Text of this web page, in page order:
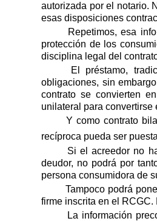
autorizada por el notario.
esas disposiciones
Repetimos, esa
protección de los
disciplina legal del
El préstamo,
obligaciones, sin
contrato se convierten
unilateral para convertirse
Y como contrato
recíproca pueda ser
Si el acreedor no
deudor, no podrá por
persona consumidora de
Tampoco podrá
firme inscrita en el
La información